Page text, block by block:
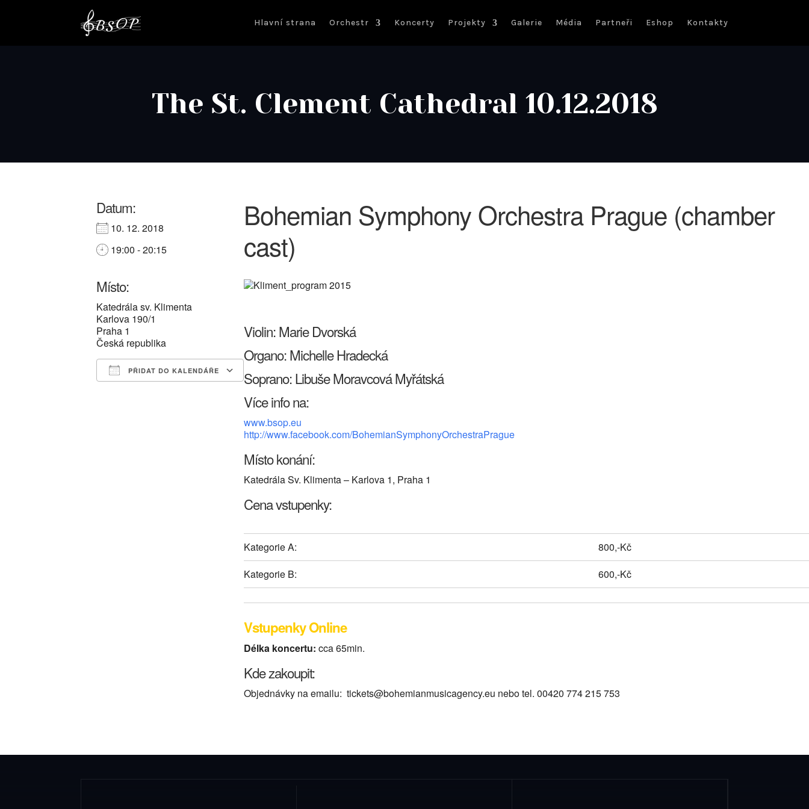
Hlavní strana Orchestr Koncerty Projekty Galerie Média Partneři Eshop Kontakty
The St. Clement Cathedral 10.12.2018
Datum:
10. 12. 2018
19:00 - 20:15
Místo:
Katedrála sv. Klimenta
Karlova 190/1
Praha 1
Česká republika
PŘIDAT DO KALENDÁŘE
Office 365Outlook Live
Bohemian Symphony Orchestra Prague (chamber
cast)
Violin: Marie Dvorská
Organo: Michelle Hradecká
Soprano: Libuše Moravcová Myřátská
Více info na:
www.bsop.eu
http://www.facebook.com/BohemianSymphonyOrchestraPrague
Místo konání:
Katedrála Sv. Klimenta – Karlova 1, Praha 1
Cena vstupenky:
Kategorie A:
800,-Kč
Kategorie B:
600,-Kč
Vstupenky Online
Délka koncertu: cca 65min.
Kde zakoupit:
Objednávky na emailu: tickets@bohemianmusicagency.eu nebo tel. 00420 774 215 753